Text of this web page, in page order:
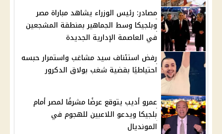
مصادر: رئيس الوزراء يشاهد مباراة مصر
وبلجيكا وسط الجماهير بمنطقة المشجعين
في العاصمة الإدارية الجديدة
رفض استئناف سيد مشاغب واستمرار حبسه
احتياطيًا بقضية شغب بولاق الدكرور
عمرو أديب يتوقع عرضًا مشرفًا لمصر أمام
بلجيكا ويدعو اللاعبين للهجوم في
المونديال